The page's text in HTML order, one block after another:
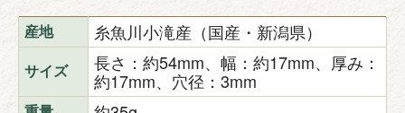
産地 糸魚川小滝産（国産・新潟県）
サイズ
長さ：約54mm、幅：約17mm、厚み：
約17mm、穴径：3mm